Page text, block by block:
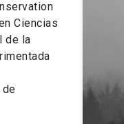
Ciencias
de la
de